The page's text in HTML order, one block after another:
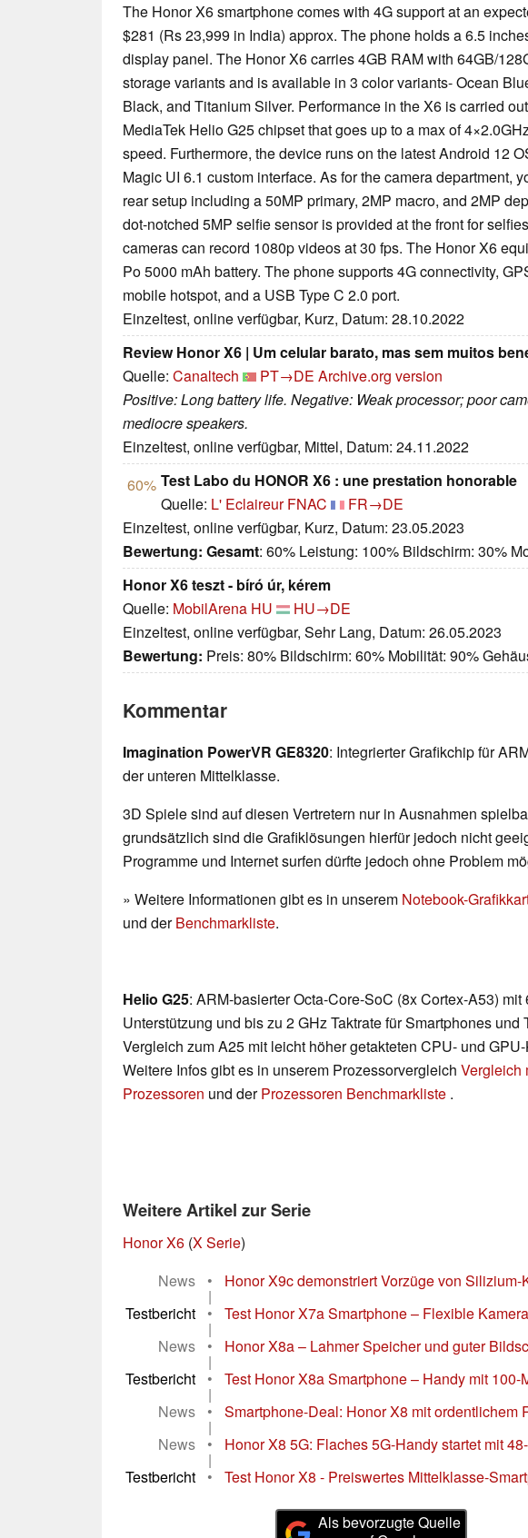
The Honor X6 smartphone comes with 4G support at an
$281 (Rs 23,999 in India) approx. The phone holds a 6.5
display panel. The Honor X6 carries 4GB RAM with 64GB/
storage variants and is available in 3 color variants- Ocean
Black, and Titanium Silver. Performance in the X6 is carried
MediaTek Helio G25 chipset that goes up to a max of
speed. Furthermore, the device runs on the latest Android 12
Magic UI 6.1 custom interface. As for the camera department,
rear setup including a 50MP primary, 2MP macro, and 2MP
dot-notched 5MP selfie sensor is provided at the front for
cameras can record 1080p videos at 30 fps. The Honor X6
Po 5000 mAh battery. The phone supports 4G connectivity,
mobile hotspot, and a USB Type C 2.0 port.
Einzeltest, online verfügbar, Kurz, Datum: 28.10.2022
Review Honor X6 | Um celular barato, mas sem muitos
Quelle: Canaltech PT→DE Archive.org version
Positive: Long battery life. Negative: Weak processor; poor
mediocre speakers.
Einzeltest, online verfügbar, Mittel, Datum: 24.11.2022
60% Test Labo du HONOR X6 : une prestation honorable
Quelle: L' Eclaireur FNAC
FR→DE
Einzeltest, online verfügbar, Kurz, Datum: 23.05.2023
Bewertung: Gesamt: 60% Leistung: 100% Bildschirm: 30%
Honor X6 teszt - bíró úr, kérem
Quelle: MobilArena HU
HU→DE
Einzeltest, online verfügbar, Sehr Lang, Datum: 26.05.2023
Bewertung: Preis: 80% Bildschirm: 60% Mobilität: 90%
Kommentar
Imagination PowerVR GE8320: Integrierter Grafikchip für
der unteren Mittelklasse.
3D Spiele sind auf diesen Vertretern nur in Ausnahmen
grundsätzlich sind die Grafiklösungen hierfür jedoch nicht
Programme und Internet surfen dürfte jedoch ohne Problem
» Weitere Informationen gibt es in unserem Notebook-
und derBenchmarkliste.
Helio G25: ARM-basierter Octa-Core-SoC (8x Cortex-A53) mit
Unterstützung und bis zu 2 GHz Taktrate für Smartphones und
Vergleich zum A25 mit leicht höher getakteten CPU- und
Weitere Infos gibt es in unserem Prozessorvergleich Vergleich
Prozessoren und derProzessoren Benchmarkliste .
Weitere Artikel zur Serie
Honor X6 (X Serie)
News
• Honor X9c demonstriert Vorzüge von Silizium-
|
Testbericht
• Test Honor X7a Smartphone – Flexible
|
News
• Honor X8a – Lahmer Speicher und guter
|
Testbericht
• Test Honor X8a Smartphone – Handy mit 100-
|
News
• Smartphone-Deal: Honor X8 mit ordentlichem
|
News
• Honor X8 5G: Flaches 5G-Handy startet mit
|
Testbericht
• Test Honor X8 - Preiswertes Mittelklasse-
Als bevorzugte Quelle